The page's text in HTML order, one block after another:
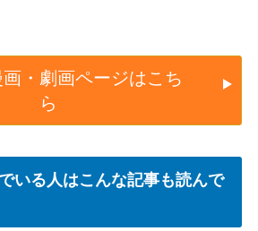
・劇画ページはこち
ら
いる人はこんな記事も読んで